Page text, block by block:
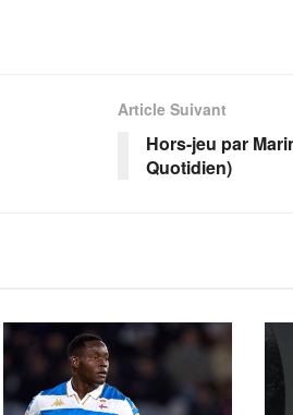
Article Suivant
Hors-jeu par
Quotidien)